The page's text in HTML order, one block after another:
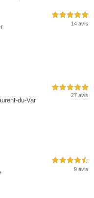
5,0 étoiles sur 5
14 avis
du-Var
5,0 étoiles sur 5
27 avis
4,5 étoiles sur 5
9 avis